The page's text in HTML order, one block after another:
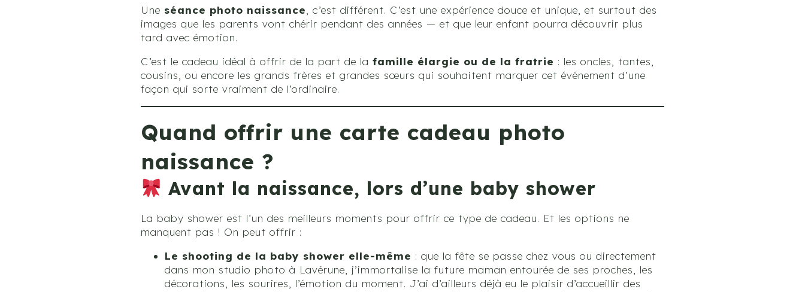
Une séance photo naissance
, c’est différent. C’est une expérience douce et unique, et surtout des
images que les parents vont chérir pendant des années — et que leur enfant pourra découvrir plus
tard avec émotion.
C’est le cadeau idéal à offrir de la part de lafamille élargie ou de la fratrie : les oncles, tantes,
cousins, ou encore les grands frères et grandes sœurs qui souhaitent marquer cet événement d’une
façon qui sorte vraiment de l’ordinaire.
Quand offrir une carte cadeau photo
naissance ?
Avant la naissance, lors d’une baby shower
La baby shower est l’un des meilleurs moments pour offrir ce type de cadeau. Et les options ne
manquent pas ! On peut offrir :
Le shooting de la baby shower elle-même : que la fête se passe chez vous ou directement
dans mon studio photo à Lavérune, j’immortalise la future maman entourée de ses proches, les
décorations, les sourires, l’émotion du moment. J’ai d’ailleurs déjà eu le plaisir d’accueillir des